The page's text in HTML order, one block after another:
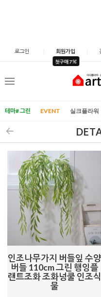
로그인 회원가입
첫구매 7
메
테마# 그린 EVENT 실크플라워
인조나무가지 버들잎 수양
버들 110cm 그린 행잉플
랜트조화 조화넝쿨 인조식
물